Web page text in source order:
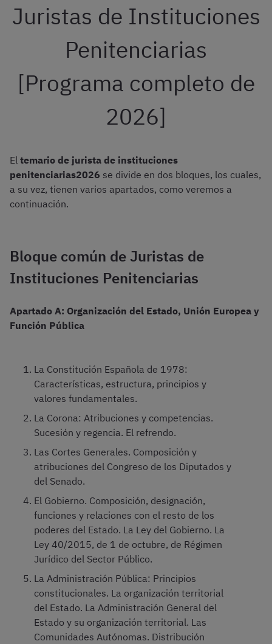
Juristas de Instituciones
Penitenciarias
[Programa completo de
2026]
El temario de jurista de instituciones
penitenciarias2026 se divide en dos bloques, los cuales,
a su vez, tienen varios apartados, como veremos a
continuación.
Bloque común de Juristas de
Instituciones Penitenciarias
Apartado A: Organización del Estado, Unión Europea y
Función Pública
La Constitución Española de 1978:
Características, estructura, principios y
valores fundamentales.
La Corona: Atribuciones y competencias.
Sucesión y regencia. El refrendo.
Las Cortes Generales. Composición y
atribuciones del Congreso de los Diputados y
del Senado.
El Gobierno. Composición, designación,
funciones y relaciones con el resto de los
poderes del Estado. La Ley del Gobierno. La
Ley 40/2015, de 1 de octubre, de Régimen
Jurídico del Sector Público.
La Administración Pública: Principios
constitucionales. La organización territorial
del Estado. La Administración General del
Estado y su organización territorial. Las
Comunidades Autónomas. Distribución